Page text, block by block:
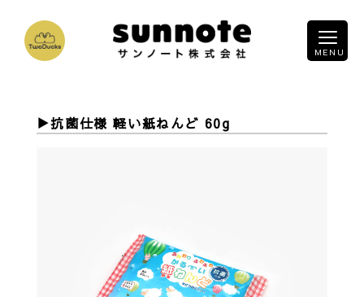
抗菌仕様 軽い紙ねんど 60g